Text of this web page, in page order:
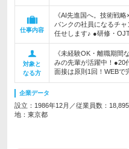
仕事内容
《AI先進国へ。技術戦
バンクの社員になるチ
任せします♪ ●研修・
対象と
なる方
《未経験OK・離職期間
みの先輩が活躍中！●20
面接は原則1回！WEBで
企業データ
設立：1986年12月／従業員数：
地：東京都